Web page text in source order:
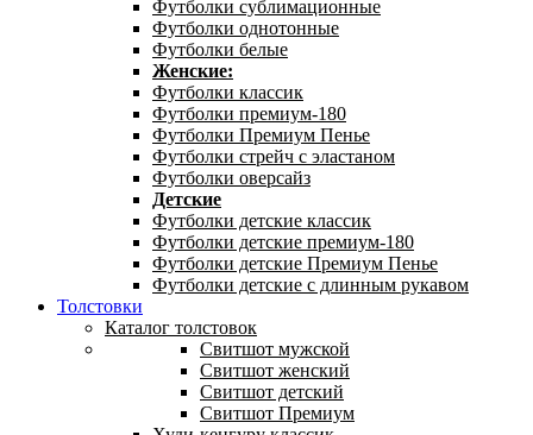
Футболки сублимационные
Футболки однотонные
Футболки белые
Женские:
Футболки классик
Футболки премиум-180
Футболки Премиум Пенье
Футболки стрейч с эластаном
Футболки оверсайз
Детские
Футболки детские классик
Футболки детские премиум-180
Футболки детские Премиум Пенье
Футболки детские с длинным рукавом
Толстовки
Каталог толстовок
Свитшот мужской
Свитшот женский
Свитшот детский
Свитшот Премиум